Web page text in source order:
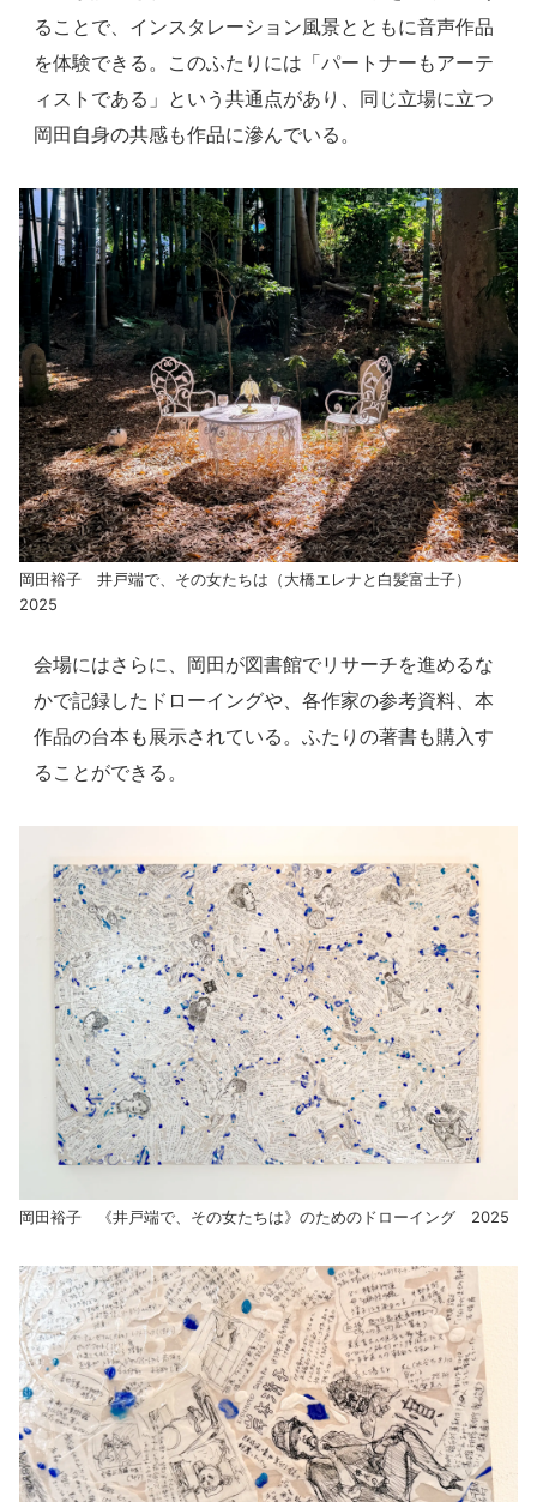
ることで、インスタレーション風景とともに音声作品
を体験できる。このふたりには「パートナーもアーテ
ィストである」という共通点があり、同じ立場に立つ
岡田自身の共感も作品に滲んでいる。
岡田裕子 井戸端で、その女たちは（大橋エレナと白髪富士子）
2025
会場にはさらに、岡田が図書館でリサーチを進めるな
かで記録したドローイングや、各作家の参考資料、本
作品の台本も展示されている。ふたりの著書も購入す
ることができる。
岡田裕子 《井戸端で、その女たちは》のためのドローイング 2025